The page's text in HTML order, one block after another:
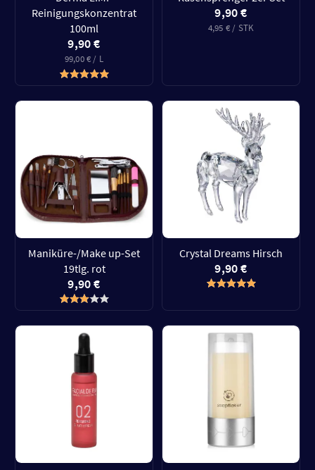
Reinigungskonzentrat
100ml
9,90 €
99,00 € / L
9,90 €
4,95 € / STK
Maniküre-/Make up-Set
19tlg. rot
9,90 €
Crystal Dreams Hirsch
9,90 €